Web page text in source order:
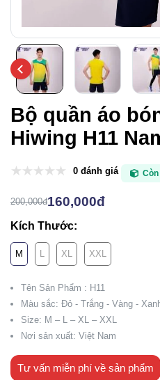
Bộ quần áo
Hiwing H11
0 đánh giá
200,000đ160,000đ
Kích Thước:
M L XL XXL
Tên Sản Phẩm : H11
Màu sắc: Đỏ - Trắng - Vàng -
Size: M – L – XL – XXL
Nơi sản xuất: Việt Nam
Tư vấn miễn phí về sản phẩm